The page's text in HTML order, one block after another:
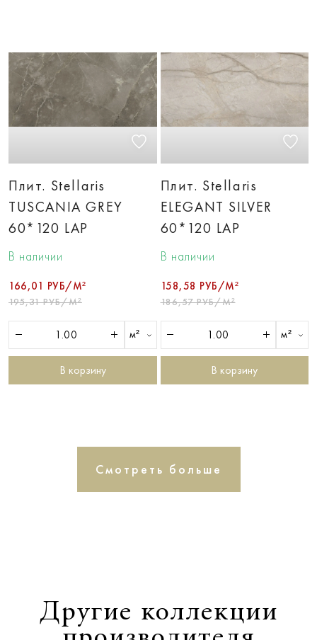
Плит. Stellaris
TUSCANIA GREY
60*120 LAP
В наличии
166,01 РУБ/М²
195,31 РУБ/М²
м²
В корзину
Плит. Stellaris
ELEGANT SILVER
60*120 LAP
В наличии
158,58 РУБ/М²
186,57 РУБ/М²
м²
В корзину
Смотреть больше
Другие коллекции